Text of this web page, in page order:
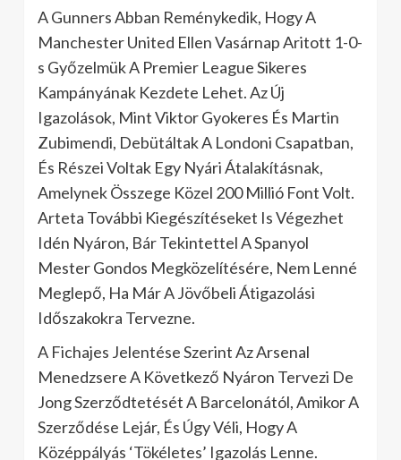
A Gunners Abban Reménykedik, Hogy A
Manchester United Ellen Vasárnap Aritott 1-0-
s Győzelmük A Premier League Sikeres
Kampányának Kezdete Lehet. Az Új
Igazolások, Mint Viktor Gyokeres És Martin
Zubimendi, Debütáltak A Londoni Csapatban,
És Részei Voltak Egy Nyári Átalakításnak,
Amelynek Összege Közel 200 Millió Font Volt.
Arteta További Kiegészítéseket Is Végezhet
Idén Nyáron, Bár Tekintettel A Spanyol
Mester Gondos Megközelítésére, Nem Lenné
Meglepő, Ha Már A Jövőbeli Átigazolási
Időszakokra Tervezne.
A Fichajes Jelentése Szerint Az Arsenal
Menedzsere A Következő Nyáron Tervezi De
Jong Szerződtetését A Barcelonától, Amikor A
Szerződése Lejár, És Úgy Véli, Hogy A
Középpályás ‘Tökéletes’ Igazolás Lenne.